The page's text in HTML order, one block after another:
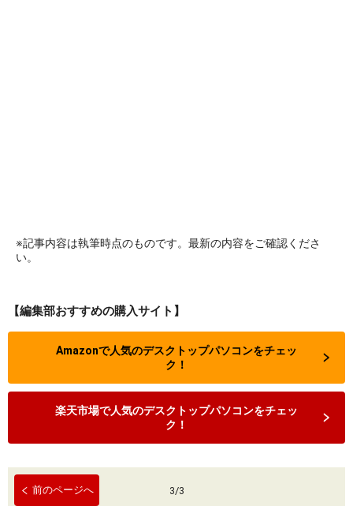
※記事内容は執筆時点のものです。最新の内容をご確認くださ
い。
【編集部おすすめの購入サイト】
Amazonで人気のデスクトップパソコンをチェッ
ク！
楽天市場で人気のデスクトップパソコンをチェッ
ク！
前のページへ 3/3